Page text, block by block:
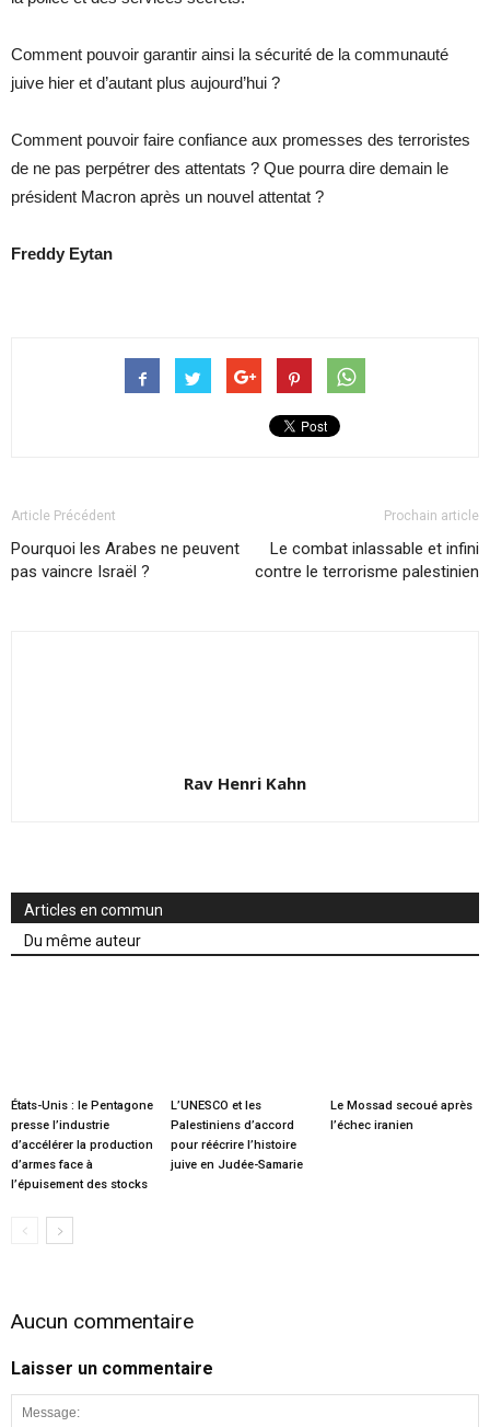
Comment pouvoir garantir ainsi la sécurité de la communauté
juive hier et d’autant plus aujourd’hui ?
Comment pouvoir faire confiance aux promesses des terroristes
de ne pas perpétrer des attentats ? Que pourra dire demain le
président Macron après un nouvel attentat ?
Freddy Eytan
Article Précédent
Pourquoi les Arabes ne peuvent
pas vaincre Israël ?
Prochain article
Le combat inlassable et infini
contre le terrorisme palestinien
Rav Henri Kahn
Articles en commun
Du même auteur
États-Unis : le Pentagone
presse l’industrie
d’accélérer la production
d’armes face à
l’épuisement des stocks
L’UNESCO et les
Palestiniens d’accord
pour réécrire l’histoire
juive en Judée-Samarie
Le Mossad secoué après
l’échec iranien
Aucun commentaire
Laisser un commentaire